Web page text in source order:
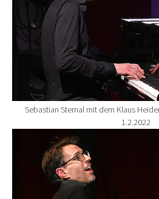
Sebastian Sternal mit dem Klaus
1.2.2022
Show larger version for: